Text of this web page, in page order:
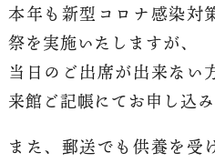
本年も新型コロナ感染対
祭を実施いたしますが、
当日のご出席が出来ない
来館ご記帳にてお申し込み
また、郵送でも供養を受